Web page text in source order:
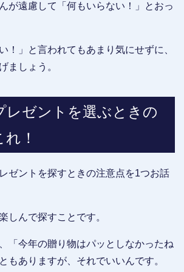
が遠慮して「何もいらない！」とおっ
！」と言われてもあまり気にせずに、
ましょう。
レゼントを選ぶときの
！
ゼントを探すときの注意点を1つお話
しんで探すことです。
「今年の贈り物はパッとしなかったね
もありますが、それでいいんです。